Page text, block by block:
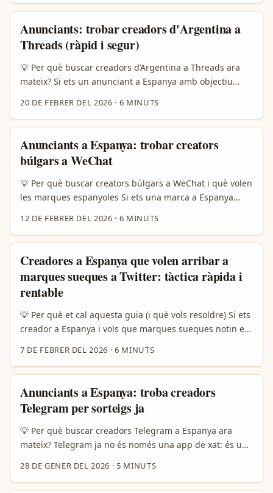
a Amazon.fr és una jugada intel·ligent: moltes marques
UE, i sovint hi ha ddlc (stocks, edicions locals,
integracions regionals) que mai arriben primer a
Amazon.es. A més, marques com LEGO han estat al
centre d’ofertes i llançaments específics a Amazon
oportunitats per reviews regionals. ...
Anunciants: trobar creadors d'Argentina a
Threads (ràpid i segur)
💡 Per què buscar creadors d’Argentina a Threads ara
mateix? Si ets un anunciant a Espanya amb objectiu
to local—, Argentina és un mercat clau: creatiu, amb
cultura pop molt exportable i una audiència molt activa
conversacional en una font ràpida de tendències: veus,
memes i microcomunitats que reaccionen en hores. Això
vol dir oportunitats per marques que busquen
autenticitat i contingut viral amb cost relativament baix.
20 DE FEBRER DEL 2026 · 6 MINUTS
Anunciants a Espanya: trobar creators
búlgars a WeChat
💡 Per què buscar creators búlgars a WeChat i què volen
les marques espanyoles Si ets una marca a Espanya
d’Europa de l’Est, col·laborar amb creators búlgars a
WeChat és un tàndem poc explotat però amb molt
o Instagram, però WeChat és una plataforma amb
ecosistema propi on molts creadors professionals (i
micro-creators) publiquen contingut de comunitat, xats
de fans i moments més íntims —just el terreny perfecte
per a contingut “behind‑the‑scenes” (BTS) autèntic i que
crea connexió. ...
12 DE FEBRER DEL 2026 · 6 MINUTS
Creadores a Espanya que volen arribar a
marques sueques a Twitter: tàctica ràpida i
rentable
💡 Per què et cal aquesta guia (i què vols resoldre) Si ets
creador a Espanya i vols que marques sueques notin el
sigui roba, joguines, o fins i tot licors o dolços), tens dos
reptes clau: diferenciar-te entre milers de DMs i crear
marques de Suècia sovint venen autenticitat,
minimalisme i clean labels; per exemple, l’exemple de
Sukarco mostra com productes locals (com dolços suecs)
es fan virals gràcies a vídeos pick-and-mix, reaccions a
7 DE FEBRER DEL 2026 · 6 MINUTS
Anunciants a Espanya: troba creadors
Telegram per sorteigs ja
💡 Per què buscar creadors Telegram a Espanya ara
mateix? Telegram ja no és només una app de xat: és un
creadors nadius que generen converses reals i
conversions. A Espanya, comunitats locals (turisme,
28 DE GENER DEL 2026 · 5 MINUTS